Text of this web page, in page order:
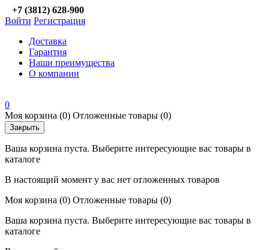
+7 (3812) 628-900
Войти Регистрация
Доставка
Гарантия
Наши преимущества
О компании
0
Моя корзина (0) Отложенные товары (0)
Закрыть
Ваша корзина пуста. Выберите интересующие вас товары в
каталоге
В настоящий момент у вас нет отложенных товаров
Моя корзина (0) Отложенные товары (0)
Ваша корзина пуста. Выберите интересующие вас товары в
каталоге